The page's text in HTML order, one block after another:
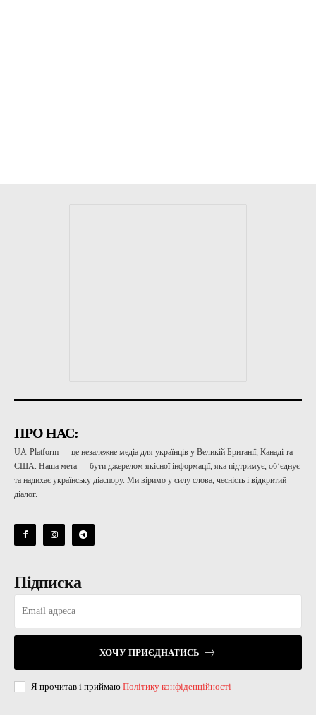
ПРО НАС:
UA-Platform — це незалежне медіа для українців у Великій Британії, Канаді та
США. Наша мета — бути джерелом якісної інформації, яка підтримує, об’єднує
та надихає українську діаспору. Ми віримо у силу слова, чесність і відкритий
діалог.
Підписка
ХОЧУ ПРИЄДНАТИСЬ
Я прочитав і приймаю Політику конфіденційності